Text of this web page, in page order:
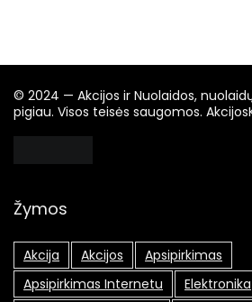
© 2024 — Akcijos ir Nuolaidos,
pigiau. Visos teisės saugomos.
Žymos
Akcija Akcijos
Apsipirkimas
Apsipirkimas Internetu
Elektronika